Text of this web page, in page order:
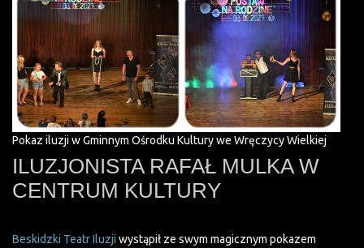
Pokaz iluzji w Gminnym Ośrodku Kultury we Wręczycy Wielkiej
ILUZJONISTA RAFAŁ MULKA W
CENTRUM KULTURY
Beskidzki Teatr Iluzji wystąpił ze swym magicznym pokazem